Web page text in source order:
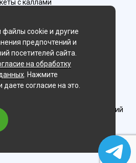
с каллами
Лаванда
Гиацинты
сетях:
пер., 28/1 (цветочный салон)
2012-2026
ИП Рыжков Евгений
Вячеславович
ОГРН 325547600130383
cookie и другие
предпочтений и
посетителей сайта.
на обработку
. Нажмите
даете согласие на это.